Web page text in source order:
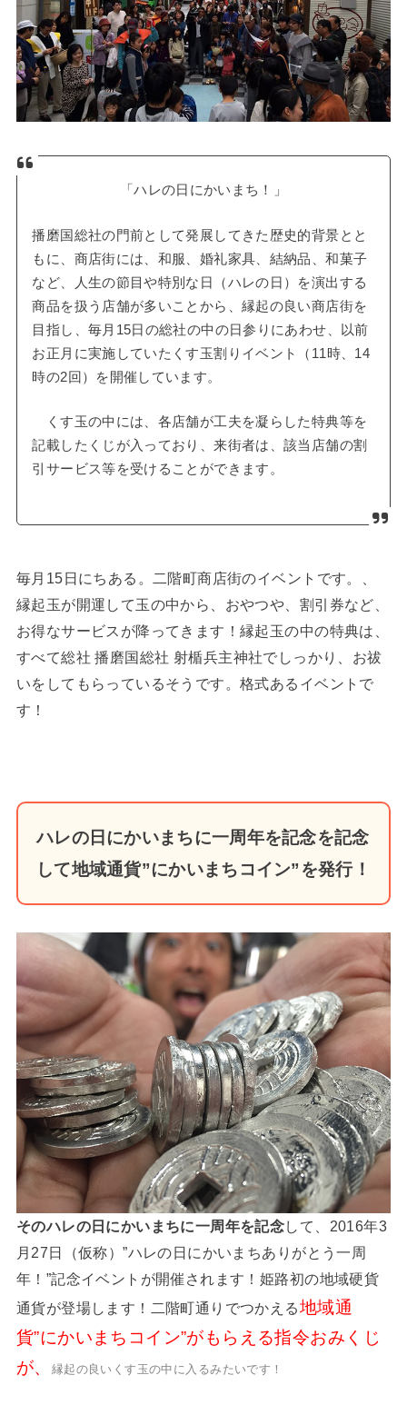
「ハレの日にかいまち！」
播磨国総社の門前として発展してきた歴史的背景とと
もに、商店街には、和服、婚礼家具、結納品、和菓子
など、人生の節目や特別な日（ハレの日）を演出する
商品を扱う店舗が多いことから、縁起の良い商店街を
目指し、毎月15日の総社の中の日参りにあわせ、以前
お正月に実施していたくす玉割りイベント（11時、14
時の2回）を開催しています。
くす玉の中には、各店舗が工夫を凝らした特典等を
記載したくじが入っており、来街者は、該当店舗の割
引サービス等を受けることができます。
毎月15日にちある。二階町商店街のイベントです。、
縁起玉が開運して玉の中から、おやつや、 割引券など、
お得なサービスが降ってきます！縁起玉の中の特典は、
すべて総社 播磨国総社 射楯兵主神社でしっかり、お祓
いをしてもらっているそうです。格式あるイベントで
す！
ハレの日にかいまちに一周年を記念を記念
して地域通貨”にかいまちコイン”を発行！
そのハレの日にかいまちに一周年を記念して、2016年3
月27日（仮称）”ハレの日にかいまちありがとう一周
年！”記念イベントが開催されます！姫路初の地域硬貨
通貨が登場します！二階町通りでつかえる地域通
貨”にかいまちコイン”がもらえる指令おみくじ
が、
縁起の良いくす玉の中に入るみたいです！